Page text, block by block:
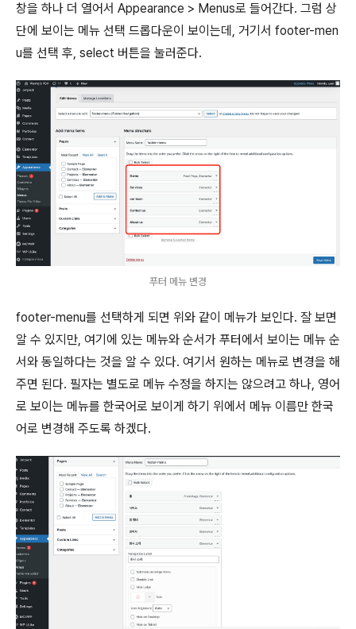
창을 하나 더 열어서 Appearance > Menus로 들어간다. 그럼 상
단에 보이는 메뉴 선택 드롭다운이 보이는데, 거기서 footer-men
u를 선택 후, select 버튼을 눌러준다.
푸터 메뉴 변경
footer-menu를 선택하게 되면 위와 같이 메뉴가 보인다. 잘 보면
알 수 있지만, 여기에 있는 메뉴와 순서가 푸터에서 보이는 메뉴 순
서와 동일하다는 것을 알 수 있다. 여기서 원하는 메뉴로 변경을 해
주면 된다. 필자는 별도로 메뉴 수정을 하지는 않으려고 하나, 영어
로 보이는 메뉴를 한국어로 보이게 하기 위에서 메뉴 이름만 한국
어로 변경해 주도록 하겠다.